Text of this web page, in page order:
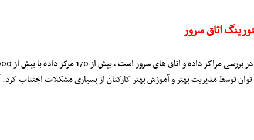
اتاق سرور
توسط مدیریت بهتر و آموزش بهتر کارکنان از بسیاری مشکلات اجتناب